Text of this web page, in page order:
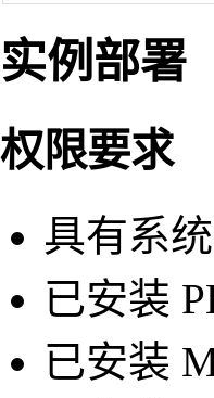
实例部署
权限要求
具有系
已安装
已安装